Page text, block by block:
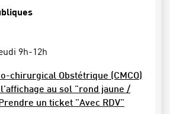
9h-12h
chirurgical Obstétrique (CMCO)
au sol "rond jaune /
un ticket "Avec RDV"